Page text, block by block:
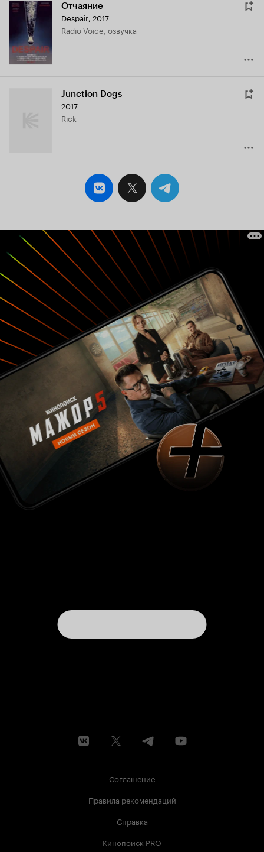
Отчаяние
Despair, 2017
Radio Voice, озвучка
Junction Dogs
2017
Rick
Соглашение
Правила рекомендаций
Справка
Кинопоиск PRO